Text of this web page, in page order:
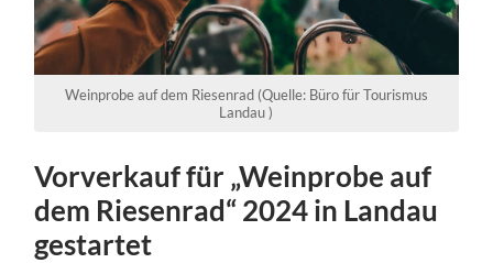
Weinprobe auf dem Riesenrad (Quelle: Büro für Tourismus
Landau )
Vorverkauf für „Weinprobe auf
dem Riesenrad“ 2024 in Landau
gestartet